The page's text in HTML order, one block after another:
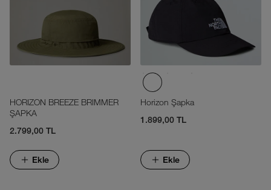
HORIZON BREEZE BRIMMER
ŞAPKA
2.799,00 TL
Ekle
Horizon Şapka
1.899,00 TL
Ekle